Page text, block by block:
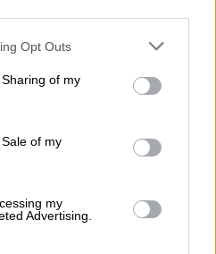
app uses one or more Google
behaviour. You may click to
and its third-party tags to
purposes in below Google
Opt Outs
of my
of my
my
Advertising.
νωρίτερα αυτήν
Γραφείο ότι θα
της Τουρκίας
με Σομαλία,